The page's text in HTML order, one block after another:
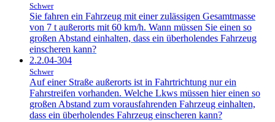
Schwer
Sie fahren ein Fahrzeug mit einer zulässigen Gesamtmasse
von 7 t außerorts mit 60 km/h. Wann müssen Sie einen so
großen Abstand einhalten, dass ein überholendes Fahrzeug
einscheren kann?
2.2.04-304
Schwer
Auf einer Straße außerorts ist in Fahrtrichtung nur ein
Fahrstreifen vorhanden. Welche Lkws müssen hier einen so
großen Abstand zum vorausfahrenden Fahrzeug einhalten,
dass ein überholendes Fahrzeug einscheren kann?